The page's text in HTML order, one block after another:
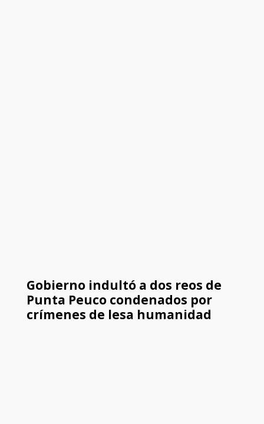
Gobierno indultó a dos reos de
Punta Peuco condenados por
crímenes de lesa humanidad